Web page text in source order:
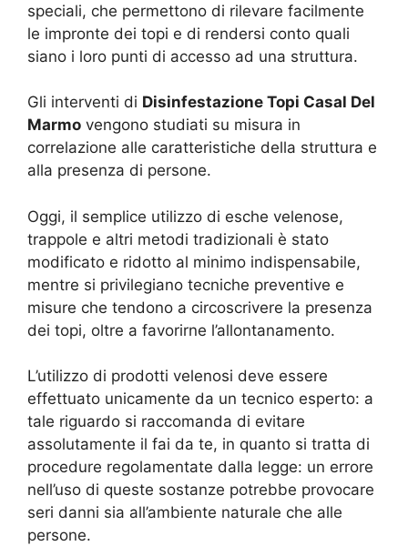
speciali, che permettono di rilevare facilmente
le impronte dei topi e di rendersi conto quali
siano i loro punti di accesso ad una struttura.
Gli interventi di Disinfestazione Topi Casal Del
Marmo vengono studiati su misura in
correlazione alle caratteristiche della struttura e
alla presenza di persone.
Oggi, il semplice utilizzo di esche velenose,
trappole e altri metodi tradizionali è stato
modificato e ridotto al minimo indispensabile,
mentre si privilegiano tecniche preventive e
misure che tendono a circoscrivere la presenza
dei topi, oltre a favorirne l’allontanamento.
L’utilizzo di prodotti velenosi deve essere
effettuato unicamente da un tecnico esperto: a
tale riguardo si raccomanda di evitare
assolutamente il fai da te, in quanto si tratta di
procedure regolamentate dalla legge: un errore
nell’uso di queste sostanze potrebbe provocare
seri danni sia all’ambiente naturale che alle
persone.